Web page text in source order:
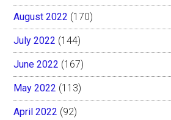
August 2022 (170)
July 2022 (144)
June 2022 (167)
May 2022 (113)
April 2022 (92)